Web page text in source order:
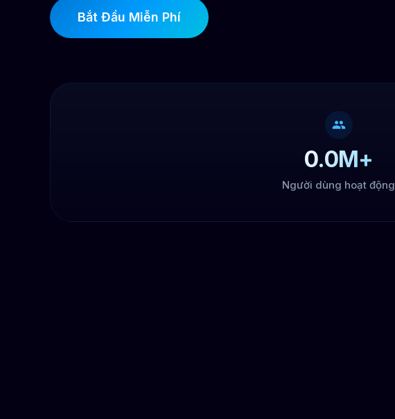
Bắt Đầu Miễn Phí
0.0M+
Người dùng hoạt động